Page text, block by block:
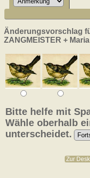
Änderungsvorschlag
ZANGMEISTER +
Bitte helfe mit
Wähle oberhalb
unterscheidet.
Zur